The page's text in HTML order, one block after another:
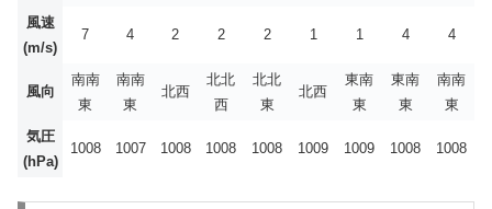
風速
(m/s)
7 4 2 2 2 1 1 4 4
風向
南南
東
南南
東
北西
北北
西
北北
東
北西
東南
東
東南
東
南南
東
気圧
(hPa)
1008 1007 1008 1008 1008 1009 1009 1008 1008